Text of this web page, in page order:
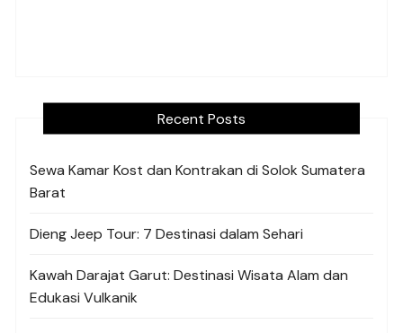
Recent Posts
Sewa Kamar Kost dan Kontrakan di Solok Sumatera
Barat
Dieng Jeep Tour: 7 Destinasi dalam Sehari
Kawah Darajat Garut: Destinasi Wisata Alam dan
Edukasi Vulkanik